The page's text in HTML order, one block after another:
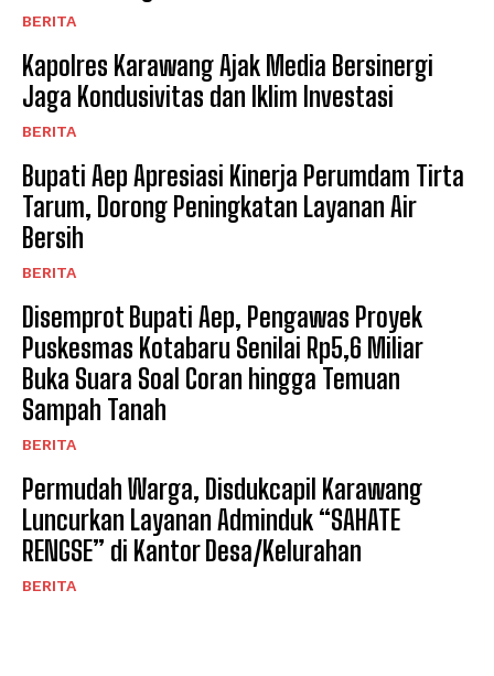
BERITA
Kapolres Karawang Ajak Media Bersinergi
Jaga Kondusivitas dan Iklim Investasi
BERITA
Bupati Aep Apresiasi Kinerja Perumdam Tirta
Tarum, Dorong Peningkatan Layanan Air
Bersih
BERITA
Disemprot Bupati Aep, Pengawas Proyek
Puskesmas Kotabaru Senilai Rp5,6 Miliar
Buka Suara Soal Coran hingga Temuan
Sampah Tanah
BERITA
Permudah Warga, Disdukcapil Karawang
Luncurkan Layanan Adminduk “SAHATE
RENGSE” di Kantor Desa/Kelurahan
BERITA